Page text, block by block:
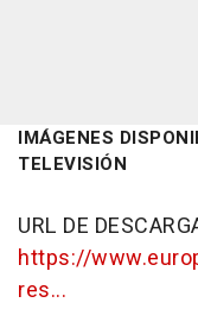
IMÁGENES
TELEVISIÓN
URL DE
https://
res...